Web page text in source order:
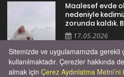
Maalesef evde
nedeniyle
zorunda kaldık.
17.05.2026
Sitemizde ve uygulamamızda gerekli
kullanılmaktadır. Çerezler hakkında
almak için Çerez Aydınlatma Metni’ni